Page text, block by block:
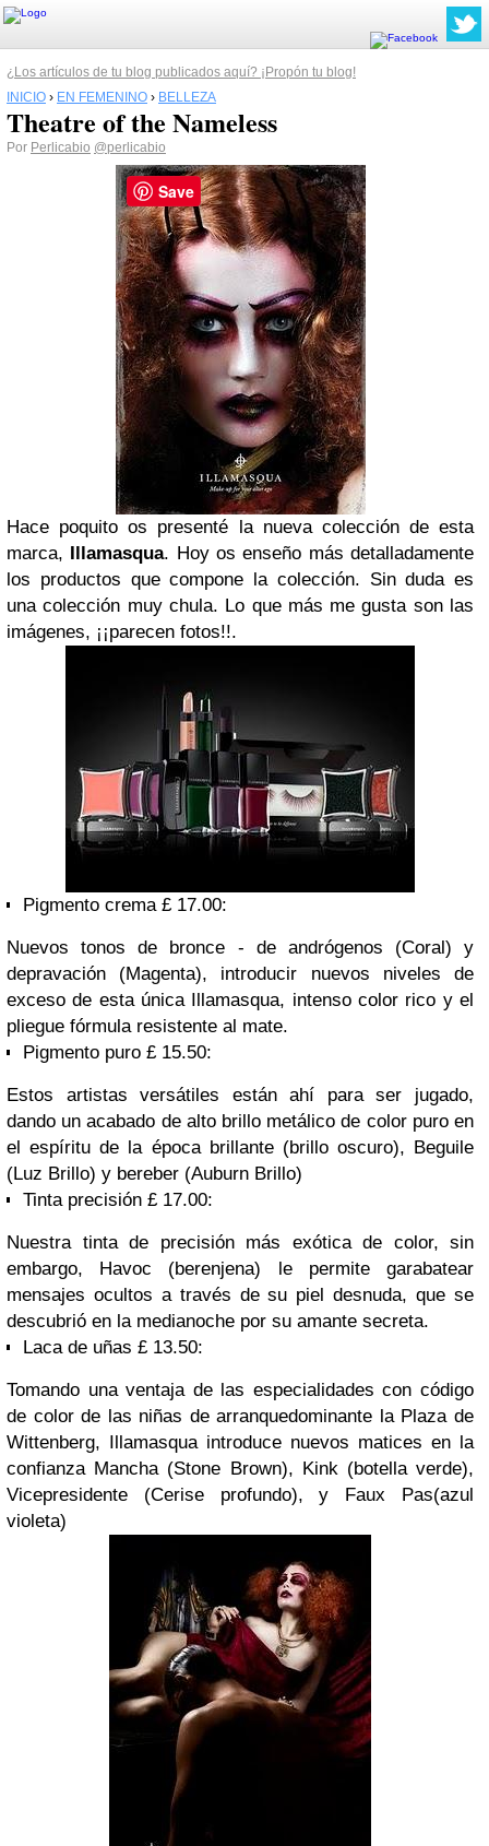
¿Los artículos de tu blog publicados aquí? ¡Propón tu blog!
INICIO › EN FEMENINO › BELLEZA
Theatre of the Nameless
Por Perlicabio @perlicabio
Hace poquito os presenté la nueva colección de esta
marca, Illamasqua. Hoy os enseño más detalladamente
los productos que compone la colección. Sin duda es
una colección muy chula. Lo que más me gusta son las
imágenes, ¡¡parecen fotos!!.
Pigmento crema £ 17.00:
Nuevos tonos de bronce - de andrógenos (Coral) y
depravación
(Magenta),
introducir nuevos niveles de
exceso de esta única Illamasqua, intenso color rico y el
pliegue fórmula resistente al mate.
Pigmento puro £ 15.50:
Estos artistas versátiles están ahí para ser
jugado,
dando un acabado de alto brillo metálicode color puro en
el espíritu de la época brillante (brillo oscuro), Beguile
(Luz Brillo) y bereber (Auburn Brillo)
Tinta precisión £ 17.00:
Nuestra tinta de precisión más exótica de color, sin
embargo,
Havoc (berenjena) le permitegarabatear
mensajes ocultos a través de su piel desnuda, que se
descubrió en la medianoche por su amante secreta.
Laca de uñas £ 13.50:
Tomando una ventaja de las especialidades con código
de color de las niñas de arranquedominante la Plaza de
Wittenberg, Illamasqua introduce nuevos matices en la
confianza Mancha (Stone Brown), Kink (botella verde),
Vicepresidente
(Cerise profundo), y Faux Pas(azul
violeta)
Save